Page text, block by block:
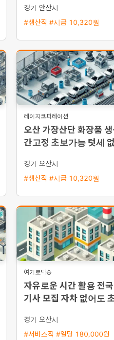
경기 안산시
#생산직 #시급 10,320원
레이지코퍼레이션
오산 가장산단 화장품
간고정 초보가능 텃세
경기 오산시
#생산직 #시급 10,320원
여기로탁송
자유로운 시간 활용 전
기사 모집 자차 없어도
경기 오산시
#서비스직 #일당 180,000원